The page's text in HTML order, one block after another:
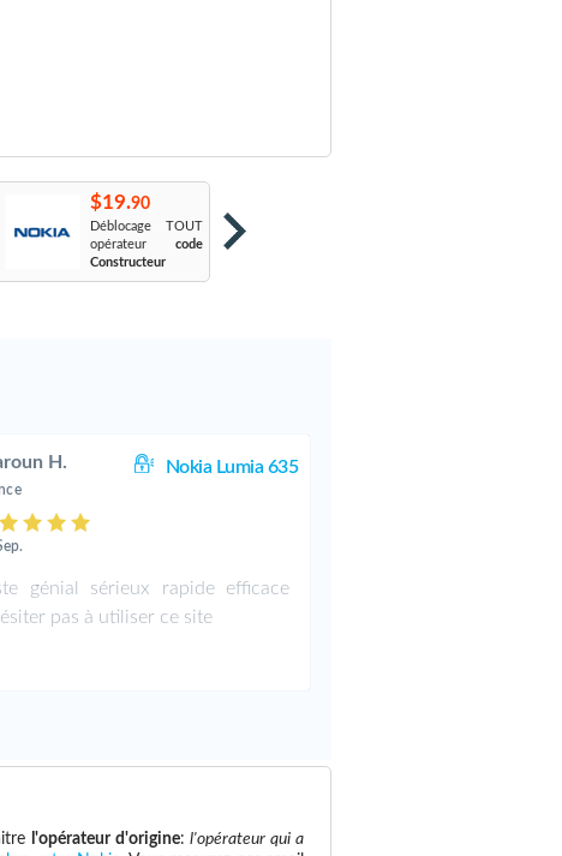
$19.90
Déblocage TOUT
opérateur code
Constructeur
H. Nokia Lumia 635
génial sérieux rapide efficace
pas à utiliser ce site
l'opérateur d'origine:l'opérateur qui a